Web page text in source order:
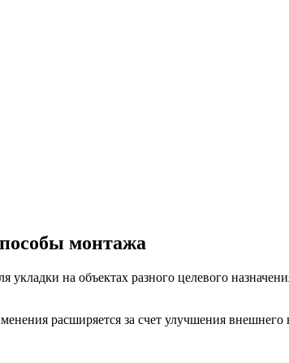
монтажа
на объектах разного целевого
расширяется за счет улучшения